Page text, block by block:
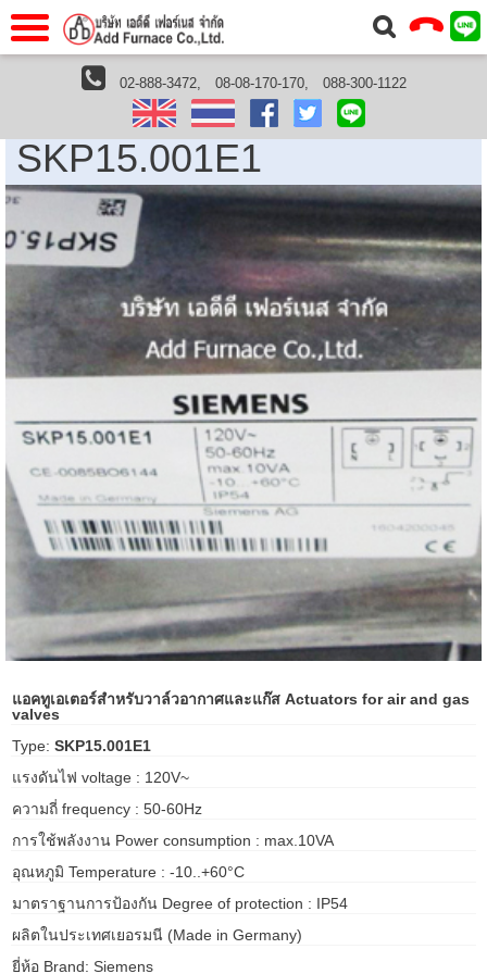
Home
About Us
Service
เราContact Us
anello
02-888-3472, 08-08-170-170, 088-300-1122
หน้าแรกHome Siemens Thailand SKP15.001E1
SKP15.001E1
แอคทูเอเตอร์สำหรับวาล์วอากาศและแก๊ส Actuators for air and gas
valves
Type: SKP15.001E1
แรงดันไฟ voltage : 120V~
ความถี่ frequency : 50-60Hz
การใช้พลังงาน Power consumption : max.10VA
อุณหภูมิ Temperature : -10..+60°C
มาตราฐานการป้องกัน Degree of protection : IP54
ผลิตในประเทศเยอรมนี (Made in Germany)
ยี่ห้อ Brand: Siemens